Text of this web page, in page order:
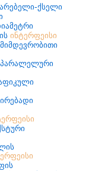
ქსელი
ინტერფეისი